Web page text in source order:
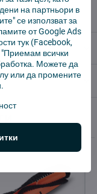
на партньори в
се използват за
от Google Ads
тук(Facebook,
всички
Можете да
или да промените